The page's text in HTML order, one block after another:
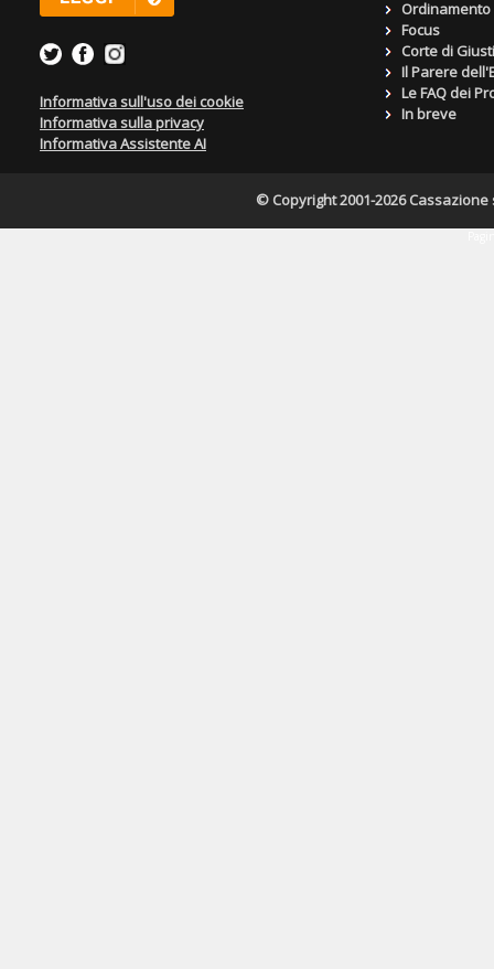
Informativa sull'uso dei cookie
Informativa sulla privacy
Informativa Assistente AI
Focus
Corte di
Il Parere
Le FAQ dei
In breve
© Copyright 2001-2026 Cassazione